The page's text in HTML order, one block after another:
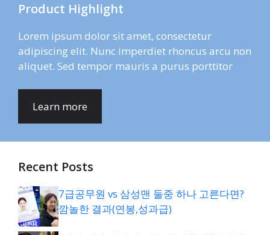
Product Highlight
Lorem ipsum dolor sit amet, consectetur
adipiscing elit. Nunc imperdiet rhoncus arcu non
aliquet. Sed tempor mauris a purus porttitor
Learn more
Recent Posts
7급공무원 vs 삼성맨 둘중 하나 고른다면?
깜놀한 결과(연봉,성과급)